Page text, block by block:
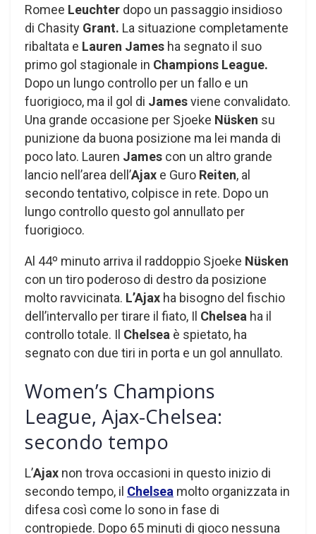
Romee Leuchter dopo un passaggio insidioso
di Chasity Grant. La situazione completamente
ribaltata e Lauren James ha segnato il suo
primo gol stagionale in Champions League.
Dopo un lungo controllo per un fallo e un
fuorigioco, ma il gol di Jamesviene convalidato.
Una grande occasione per Sjoeke Nüsken su
punizione da buona posizione ma lei manda di
poco lato. Lauren James con un altro grande
lancio nell’area dell’Ajax e Guro Reiten, al
secondo tentativo, colpisce in rete. Dopo un
lungo controllo questo gol annullato per
fuorigioco.
Al 44º minuto arriva il raddoppio Sjoeke Nüsken
con un tiro poderoso di destro da posizione
molto ravvicinata. L’Ajax ha bisogno del fischio
dell’intervallo per tirare il fiato, Il Chelsea ha il
controllo totale. Il Chelsea è spietato, ha
segnato con due tiri in porta e un gol annullato.
Women’s Champions
League, Ajax-Chelsea:
secondo tempo
L’Ajax non trova occasioni in questo inizio di
secondo tempo, il Chelsea molto organizzata in
difesa così come lo sono in fase di
contropiede. Dopo 65 minuti di gioco nessuna